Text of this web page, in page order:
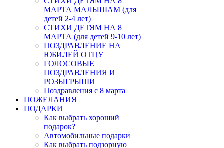
МАРТА МАЛЫШАМ (для
детей 2-4 лет)
СТИХИ ДЕТЯМ НА 8
МАРТА (для детей 9-10 лет)
ПОЗДРАВЛЕНИЕ НА
ЮБИЛЕЙ ОТЦУ
ГОЛОСОВЫЕ
ПОЗДРАВЛЕНИЯ И
РОЗЫГРЫШИ
Поздравления с 8 марта
ПОЖЕЛАНИЯ
ПОДАРКИ
Как выбрать хороший
подарок?
Автомобильные подарки
Как выбрать подзорную